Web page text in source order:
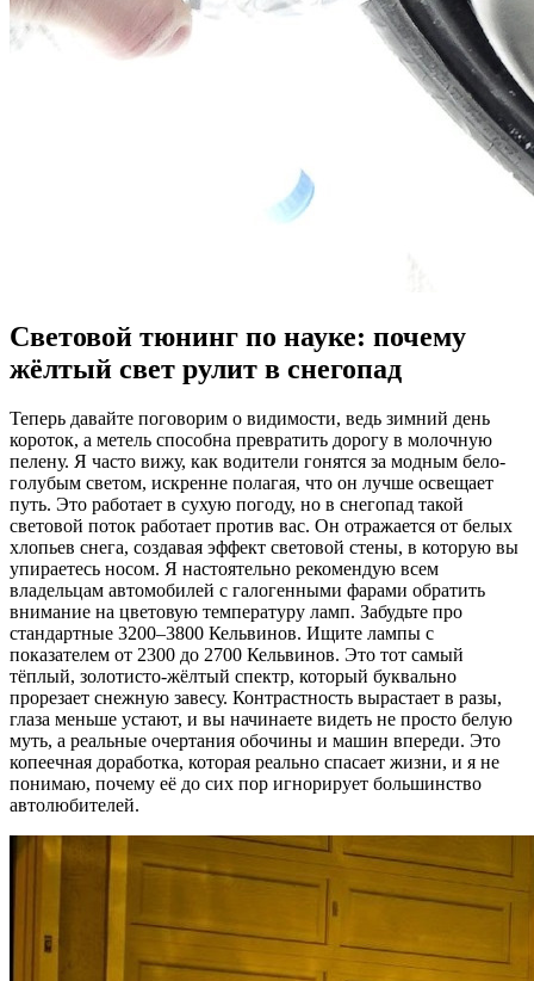
Световой тюнинг по науке: почему
жёлтый свет рулит в снегопад
Теперь давайте поговорим о видимости, ведь зимний день
короток, а метель способна превратить дорогу в молочную
пелену. Я часто вижу, как водители гонятся за модным бело-
голубым светом, искренне полагая, что он лучше освещает
путь. Это работает в сухую погоду, но в снегопад такой
световой поток работает против вас. Он отражается от белых
хлопьев снега, создавая эффект световой стены, в которую вы
упираетесь носом. Я настоятельно рекомендую всем
владельцам автомобилей с галогенными фарами обратить
внимание на цветовую температуру ламп. Забудьте про
стандартные 3200–3800 Кельвинов. Ищите лампы с
показателем от 2300 до 2700 Кельвинов. Это тот самый
тёплый, золотисто-жёлтый спектр, который буквально
прорезает снежную завесу. Контрастность вырастает в разы,
глаза меньше устают, и вы начинаете видеть не просто белую
муть, а реальные очертания обочины и машин впереди. Это
копеечная доработка, которая реально спасает жизни, и я не
понимаю, почему её до сих пор игнорирует большинство
автолюбителей.